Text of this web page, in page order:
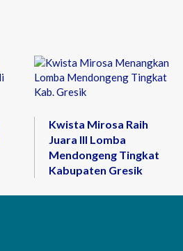
Kwista Mirosa Raih
Juara III Lomba
Mendongeng Tingkat
Kabupaten Gresik